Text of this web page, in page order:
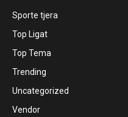
Sporte tjera
Top Ligat
Top Tema
Trending
Uncategorized
Vendor